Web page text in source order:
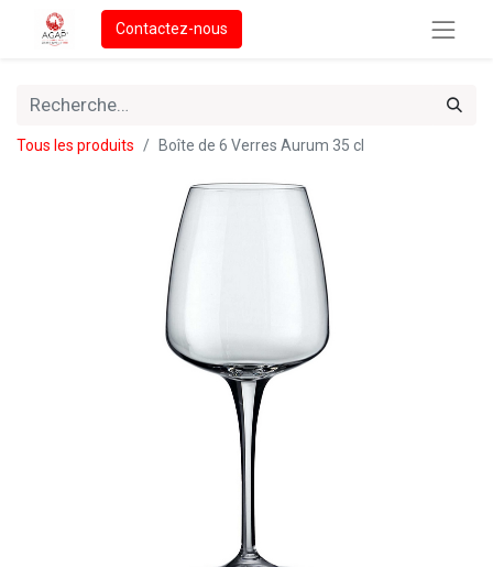
Contactez-nous
Tous les produits Boîte de 6 Verres Aurum 35 cl